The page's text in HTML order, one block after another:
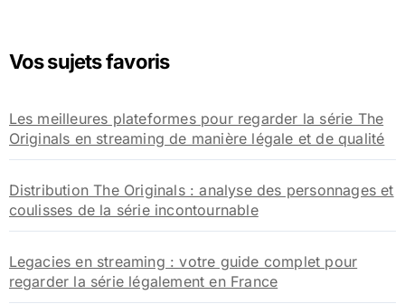
r
e
r
Vos sujets favoris
Les meilleures plateformes pour regarder la série The
Originals en streaming de manière légale et de qualité
Distribution The Originals : analyse des personnages et
coulisses de la série incontournable
Legacies en streaming : votre guide complet pour
regarder la série légalement en France